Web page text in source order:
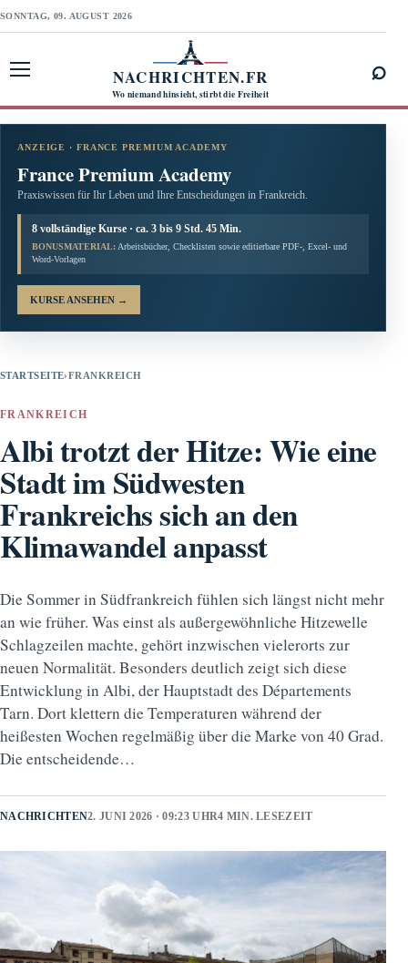
SONNTAG, 09. AUGUST 2026
NACHRICHTEN.FR
Wo niemand hinsieht, stirbt die Freiheit
⌕
ANZEIGE · FRANCE PREMIUM ACADEMY
France Premium Academy
Praxiswissen für Ihr Leben und Ihre Entscheidungen in Frankreich.
8 vollständige Kurse · ca. 3 bis 9 Std. 45 Min.
BONUSMATERIAL: Arbeitsbücher, Checklisten sowie editierbare PDF-, Excel- und
Word-Vorlagen
KURSE ANSEHEN →
STARTSEITE›FRANKREICH
FRANKREICH
Albi trotzt der Hitze: Wie eine
Stadt im Südwesten
Frankreichs sich an den
Klimawandel anpasst
Die Sommer in Südfrankreich fühlen sich längst nicht mehr
an wie früher. Was einst als außergewöhnliche Hitzewelle
Schlagzeilen machte, gehört inzwischen vielerorts zur
neuen Normalität. Besonders deutlich zeigt sich diese
Entwicklung in Albi, der Hauptstadt des Départements
Tarn. Dort klettern die Temperaturen während der
heißesten Wochen regelmäßig über die Marke von 40 Grad.
Die entscheidende…
NACHRICHTEN2. JUNI 2026 · 09:23 UHR4 MIN. LESEZEIT